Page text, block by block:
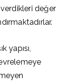
değer
yapısı,